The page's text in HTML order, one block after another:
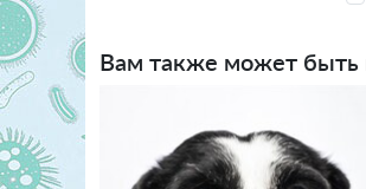
Вам также может быть